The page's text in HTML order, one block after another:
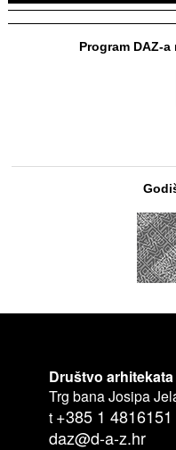
Program DAZ-
Društvo
Trg bana Josipa
t +385 1 4816151
daz@d-a-z.hr